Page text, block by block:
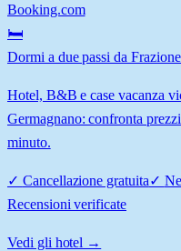
Booking.com
🛏️
Dormi a due passi da
Hotel, B&B e case vacanza
Germagnano: confronta
minuto.
✓ Cancellazione gratuita✓
Recensioni verificate
Vedi gli hotel →